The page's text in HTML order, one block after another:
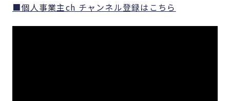
■個人事業主ch チャンネル登録はこちら